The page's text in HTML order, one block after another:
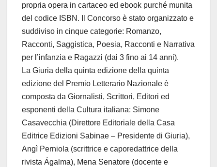
propria opera in cartaceo ed ebook purché munita
del codice ISBN. Il Concorso è stato organizzato e
suddiviso in cinque categorie: Romanzo,
Racconti, Saggistica, Poesia, Racconti e Narrativa
per l’infanzia e Ragazzi (dai 3 fino ai 14 anni).
La Giuria della quinta edizione della quinta
edizione del Premio Letterario Nazionale è
composta da Giornalisti, Scrittori, Editori ed
esponenti della Cultura italiana: Simone
Casavecchia (Direttore Editoriale della Casa
Editrice Edizioni Sabinae – Presidente di Giuria),
Angì Perniola (scrittrice e caporedattrice della
rivista Ágalma), Mena Senatore (docente e